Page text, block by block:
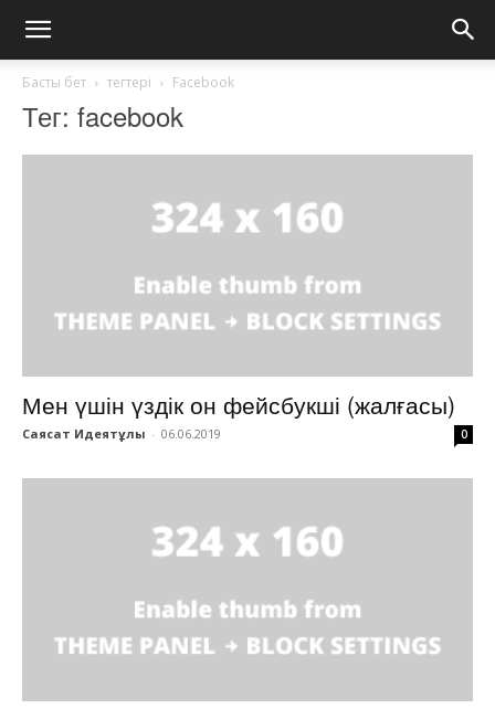
Басты бет тегтері Facebook
Тег: facebook
Мен үшін үздік он фейсбукші (жалғасы)
Саясат Идеятұлы - 06.06.2019 0